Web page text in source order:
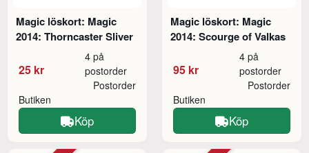
Magic löskort: Magic
2014: Thorncaster Sliver
25 kr
4 på
postorder
Butiken
Postorder
Köp
Magic löskort: Magic
2014: Scourge of Valkas
95 kr
4 på
postorder
Butiken
Postorder
Köp